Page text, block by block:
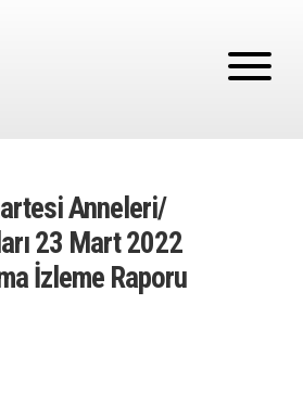
Anneleri/
23 Mart 2022
İzleme Raporu